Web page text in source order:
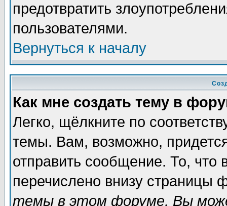
предотвратить
пользователями.
Вернуться к началу
Как мне создать тему в
Легко, щёлкните по
темы. Вам, возможно,
отправить сообщение. То,
перечислено внизу страницы
темы в этом форуме, Вы